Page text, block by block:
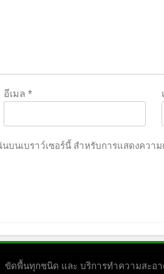
อีเมล *
บนเบราว์เซอร์นี้ สำหรับการแสดงความ
ขัดพื้นทุกชนิด และ บริการทำความสะอ